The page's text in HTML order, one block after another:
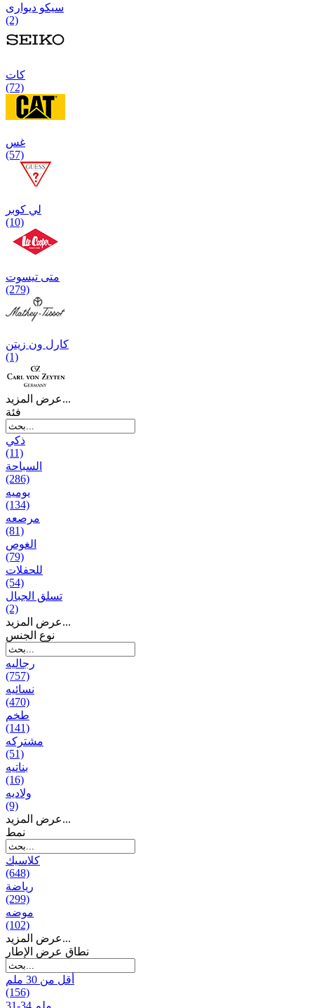
سیکو دیواری
(2)
كات
(72)
غس
(57)
لي كوبر
(10)
متی تیسوت
(279)
کارل ون زیتن
(1)
عرض المزيد...
فئة
ذكي
(11)
السباحة
(286)
يومیه
(134)
مرصعه
(81)
الغوص
(79)
للحفلات
(54)
تسلق الجبال
(2)
عرض المزيد...
نوع الجنس
رجالیه
(757)
نسائیه
(470)
طخم
(141)
مشتركه
(51)
بناتیه
(16)
ولادیه
(9)
عرض المزيد...
نمط
كلاسيك
(648)
رياضة
(299)
موضه
(102)
عرض المزيد...
نطاق عرض الإطار
أقل من 30 ملم
(156)
31-34 ملم